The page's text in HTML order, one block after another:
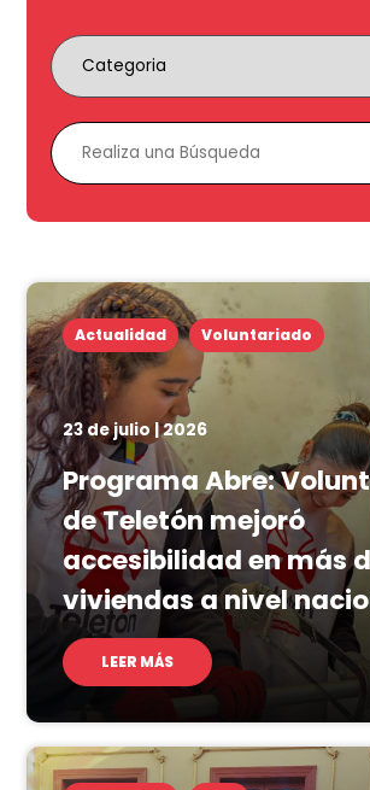
Actualidad Voluntariado
23 de julio | 2026
Programa Abre:
de Teletón mejoró
accesibilidad en más
viviendas a nivel
LEER MÁS